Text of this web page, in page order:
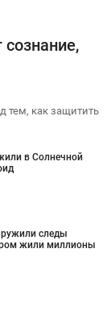
тем, как защитить
в Солнечной
следы
жили миллионы